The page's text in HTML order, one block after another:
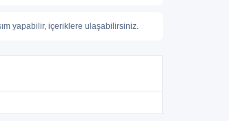
yapabilir, içeriklere ulaşabilirsiniz.